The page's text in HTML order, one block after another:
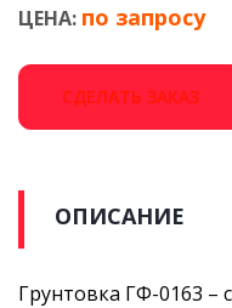
ЦЕНА: по запросу
СДЕЛАТЬ ЗАКАЗ
ОПИСАНИЕ
Грунтовка ГФ-0163 –